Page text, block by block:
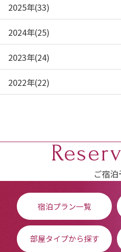
2025年(33)
2024年(25)
2023年(24)
2022年(22)
ご宿泊
宿泊プラン一覧
部屋タイプから探す